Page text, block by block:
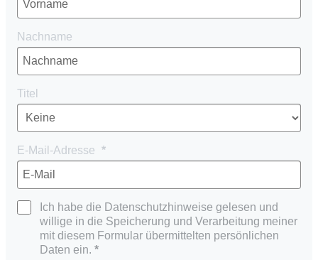
Nachname
Titel
E-Mail-Adresse
Ich habe die Datenschutzhinweise gelesen und
willige in die Speicherung und Verarbeitung meiner
mit diesem Formular übermittelten persönlichen
Daten ein.